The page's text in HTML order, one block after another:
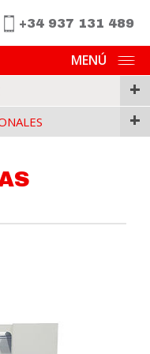
+34 937 131 489
MENÚ
+
+